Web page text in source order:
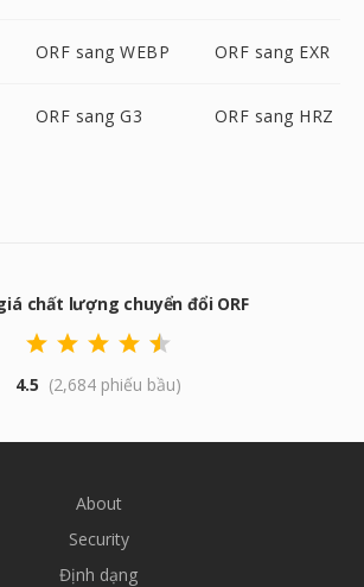
ORF sang WEBP ORF sang EXR
ORF sang G3 ORF sang HRZ
chất lượng chuyển đổi ORF
4.5 (2,684 phiếu bầu)
About
Security
Định dạng